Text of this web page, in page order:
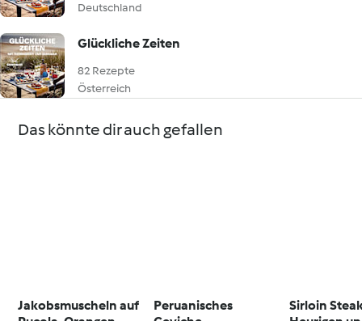
Deutschland
Glückliche Zeiten
82 Rezepte
Österreich
Das könnte dir auch gefallen
Jakobsmuscheln auf
Peruanisches
Sirloin